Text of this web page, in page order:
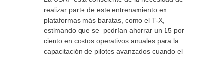
realizar parte de este entrenamiento en
plataformas más baratas, como el T-X,
estimando que se podrían ahorrar un 15 por
ciento en costos operativos anuales para la
capacitación de pilotos avanzados cuando el